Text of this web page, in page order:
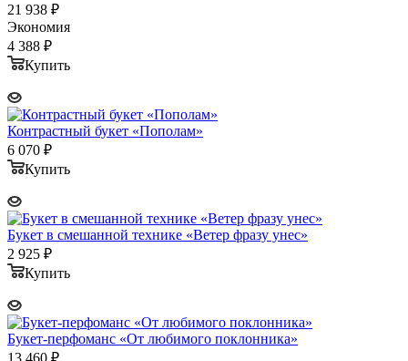
21 938 ₽
Экономия
4 388 ₽
Купить
Контрастный букет «Пополам»
6 070 ₽
Купить
Букет в смешанной технике «Ветер фразу унес»
2 925 ₽
Купить
Букет-перфоманс «От любимого поклонника»
13 460 ₽